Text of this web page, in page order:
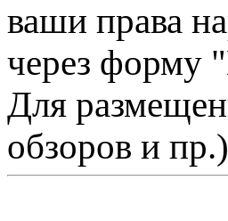
ваши права
через форму
Для
обзоров и